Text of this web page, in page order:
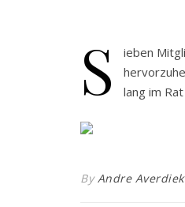
S
ieben
lang im
ByAndre Averdiek